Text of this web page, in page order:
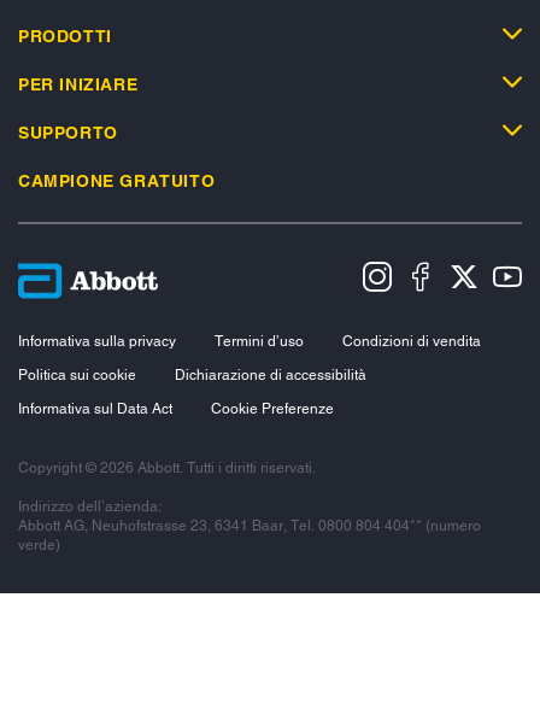
PRODOTTI
PER INIZIARE
SUPPORTO
CAMPIONE GRATUITO
Informativa sulla privacy Termini d’uso
Condizioni di vendita
Politica sui cookie
Dichiarazione di accessibilità
Informativa sul Data Act
Cookie Preferenze
Copyright © 2026 Abbott. Tutti i diritti riservati.
Indirizzo dell’azienda:
Abbott AG, Neuhofstrasse 23, 6341 Baar, Tel. 0800 804 404** (numero
verde)